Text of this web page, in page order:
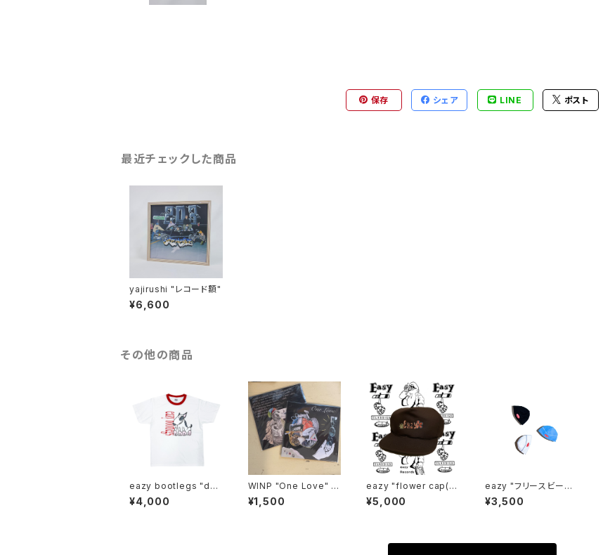
保存 シェア LINE ポスト
最近チェックした商品
yajirushi "レコード額"
¥6,600
その他の商品
eazy bootlegs "dog
s tee"
¥4,000
WINP "One Love" -
EP-
¥1,500
eazy "flower cap(U
SA dead stock)"
¥5,000
eazy "フリースビーニ
ー"
¥3,500